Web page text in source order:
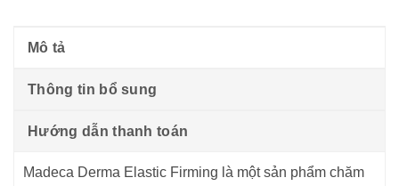
Mô tả
Thông tin bổ sung
Hướng dẫn thanh toán
Madeca Derma Elastic Firming là một sản phẩm chăm